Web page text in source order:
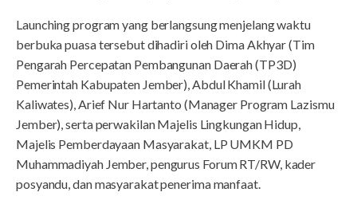
Launching program yang berlangsung menjelang waktu
berbuka puasa tersebut dihadiri oleh Dima Akhyar (Tim
Pengarah Percepatan Pembangunan Daerah (TP3D)
Pemerintah Kabupaten Jember), Abdul Khamil (Lurah
Kaliwates), Arief Nur Hartanto (Manager Program Lazismu
Jember), serta perwakilan Majelis Lingkungan Hidup,
Majelis Pemberdayaan Masyarakat, LP UMKM PD
Muhammadiyah Jember, pengurus Forum RT/RW, kader
posyandu, dan masyarakat penerima manfaat.